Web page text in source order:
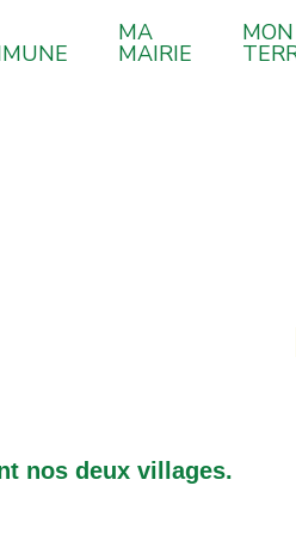
MA
MAIRIE
MON
nos deux villages.